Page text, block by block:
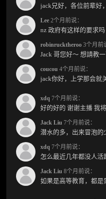
Lee 2个月前说：
nz 政府有这样的要求
robinrucktheroo 3个月前
coucou 4个月前说：
xdq 7个月前说：
Jack Liu 7个月前说：
xdq 7个月前说：
Jack Liu 8个月前说：